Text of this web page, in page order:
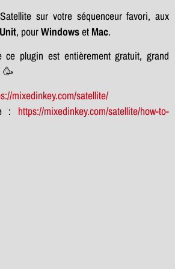
sur votre séquenceur favori, aux
, pourWindowset Mac.
plugin est entièrement gratuit, grand
🥳
mixedinkey.com/satellite/
: https://mixedinkey.com/satellite/how-to-